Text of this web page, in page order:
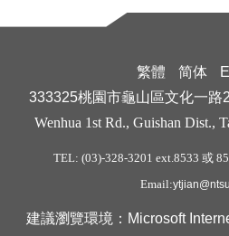
繁體 简体
333325桃園市龜山區文化一路
Wenhua 1st Rd., Guishan Dist.,
TEL: (03)-328-3201 ext.8533 或
Email:
建議瀏覽環境：Microsoft